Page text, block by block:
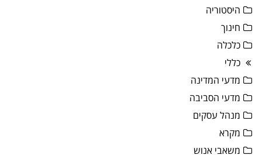
היסטוריה
חינוך
כלכלה
כללי
מדעי המדינה
מדעי הסביבה
מנהל עסקים
מקרא
משאבי אנוש